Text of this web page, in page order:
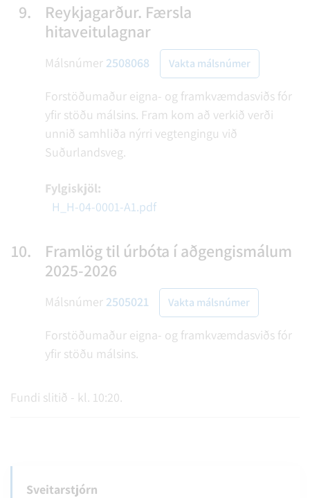
9.
Reykjagarður. Færsla
hitaveitulagnar
Málsnúmer 2508068 Vakta málsnúmer
Forstöðumaður eigna- og framkvæmdasviðs fór
yfir stöðu málsins. Fram kom að verkið verði
unnið samhliða nýrri vegtengingu við
Suðurlandsveg.
Fylgiskjöl:
H_H-04-0001-A1.pdf
10.
Framlög til úrbóta í aðgengismálum
2025-2026
Málsnúmer 2505021 Vakta málsnúmer
Forstöðumaður eigna- og framkvæmdasviðs fór
yfir stöðu málsins.
Fundi slitið - kl. 10:20.
Sveitarstjórn